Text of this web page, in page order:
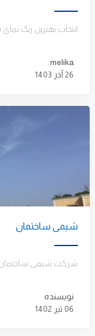
melika
26 آذر 1403
شیمی ساختمان
نویسنده
06 تیر 1402